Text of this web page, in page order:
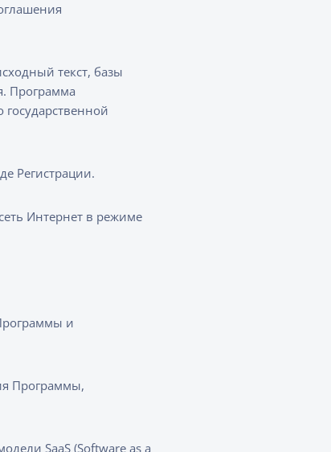
текст, базы
Программа
Регистрации.
Интернет в режиме
и
Программы,
SaaS (Software as a